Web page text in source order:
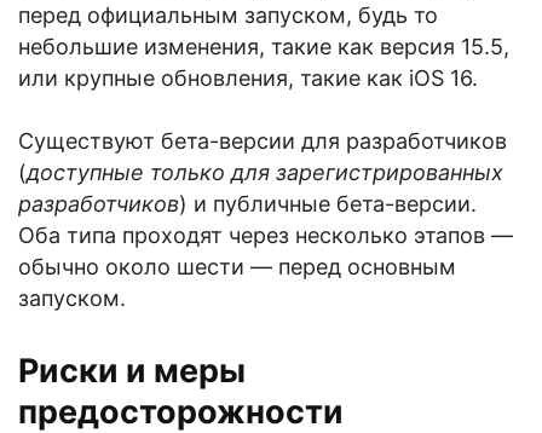
перед официальным запуском, будь то
небольшие изменения, такие как версия 15.5,
или крупные обновления, такие как iOS 16.
Существуют бета-версии для разработчиков
(доступные только для зарегистрированных
разработчиков) и публичные бета-версии.
Оба типа проходят через несколько этапов —
обычно около шести — перед основным
запуском.
Риски и меры
предосторожности